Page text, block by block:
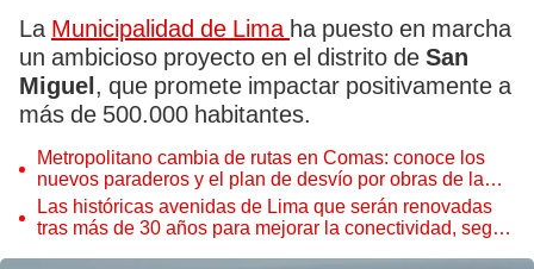
La Municipalidad de Lima ha puesto en marcha
un ambicioso proyecto en el distrito de San
Miguel, que promete impactar positivamente a
más de 500.000 habitantes.
Metropolitano cambia de rutas en Comas: conoce los
nuevos paraderos y el plan de desvío por obras de la
MML
Las históricas avenidas de Lima que serán renovadas
tras más de 30 años para mejorar la conectividad, según